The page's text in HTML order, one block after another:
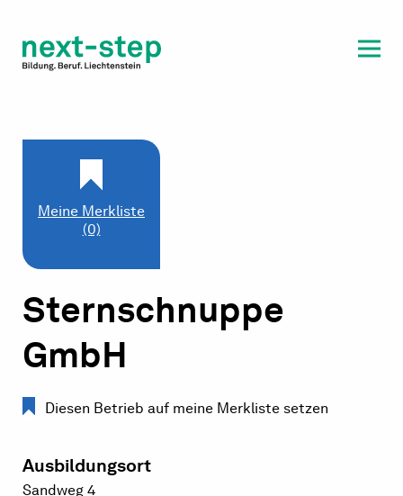
Beratung & Unterstützung
Sternschnuppe
GmbH
Diesen Betrieb auf meine Merkliste setzen
Ausbildungsort
Sandweg 4
Meine Merkliste
(0)